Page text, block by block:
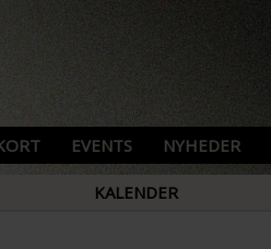
EVENTS NYHEDER
KALENDER